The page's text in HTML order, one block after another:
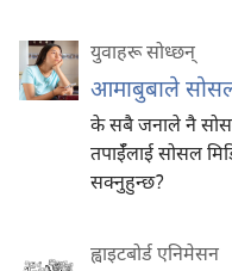
युवाहरू सोध्छन्‌
आमाबुबाले
के सबै जनाले नै
तपाईँलाई सोसल
सक्नुहुन्छ?
ह्वाइटबोर्ड एनिमेसन